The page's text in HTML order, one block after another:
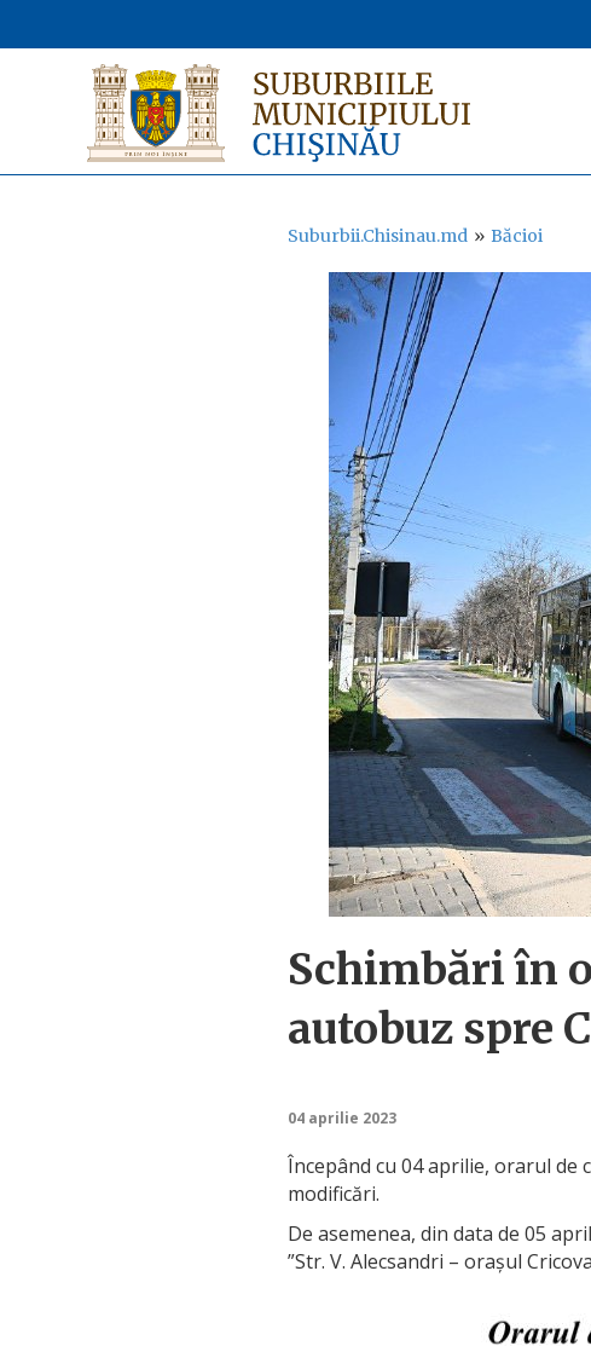
Suburbii.Chisinau.md » Băcioi
Schimbări în
autobuz spre
04 aprilie 2023
Începând cu 04 aprilie, orarul de
modificări.
De asemenea, din data de 05
”Str. V. Alecsandri – orașul